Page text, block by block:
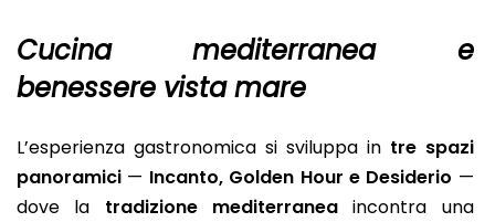
Cucina mediterranea e
benessere vista mare
L’esperienza gastronomica si sviluppa in tre spazi
panoramici — Incanto, Golden Hour e Desiderio —
dove la tradizione mediterranea incontra una